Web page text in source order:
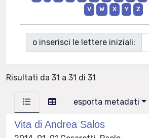
V
W X Y Z
o inserisci le lettere iniziali:
Risultati da 31 a 31 di 31
esporta metadati
Vita di Andrea Salos